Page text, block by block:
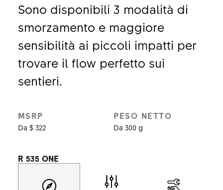
Sono disponibili 3 modalità di
smorzamento e maggiore
sensibilità ai piccoli impatti per
trovare il flow perfetto sui
sentieri.
MSRP
Da $ 322
PESO NETTO
Da 300 g
R 535 ONE